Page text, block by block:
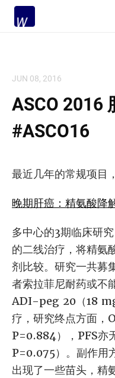
JUN 08, 2016
ASCO 2016
#ASCO16
最近几年的常规项目
晚期肝癌：精氨酸降
多中心的3期临床研
的二线治疗，将精
剂比较。研究一共募
者索拉菲尼耐药或不
ADI-peg 20（18
疗，研究终点方面，
P=0.884），PFS亦
P=0.075）。副作用
出现了一些苗头，精